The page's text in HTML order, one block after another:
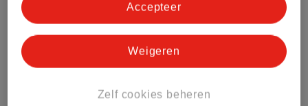
Bestel & Bezorginformatie
Zelf cookies beheren
Weigeren
Accepteer